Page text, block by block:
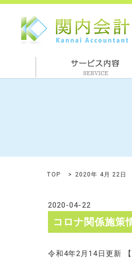
TOP 2020年 4月 22日
2020-04-22
コロナ関係施策
令和4年2月14日更新